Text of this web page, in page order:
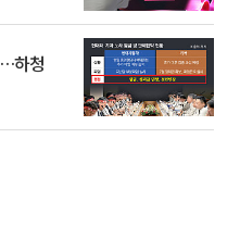
하청